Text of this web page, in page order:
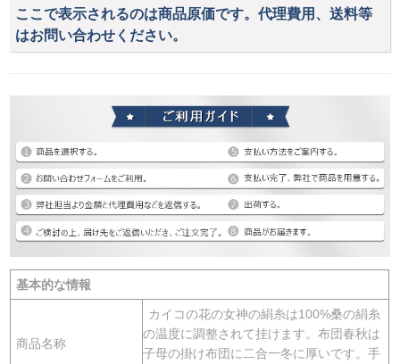
ここで表示されるのは商品原価です。代理費用、送料等
はお問い合わせください。
基本的な情報
商品名称
カイコの花の女神の絹糸は100%桑の絹糸
の温度に調整されて挂けます。布団春秋は
子母の掛け布団に二合一冬に厚いです。手